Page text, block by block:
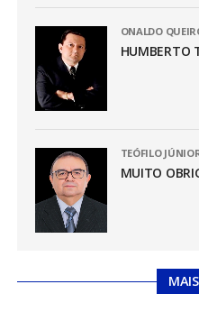
ONALDO
HUMBERTO
TEÓFILO
MUITO